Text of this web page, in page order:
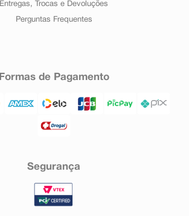
Entregas, Trocas e Devoluções
Perguntas Frequentes
Formas de Pagamento
Segurança